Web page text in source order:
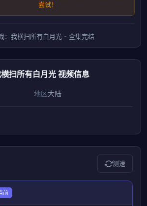
尝试！
：我横扫所有白月光 - 全集完结
扫所有白月光 视频信息
地区大陆
测速
前